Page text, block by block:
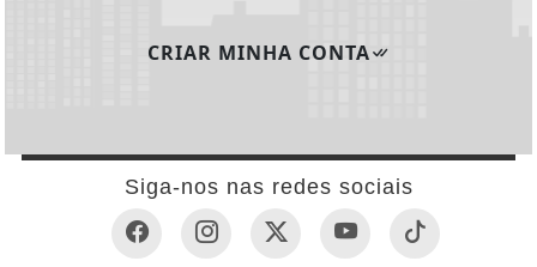
CRIAR MINHA CONTA
Siga-nos nas redes sociais